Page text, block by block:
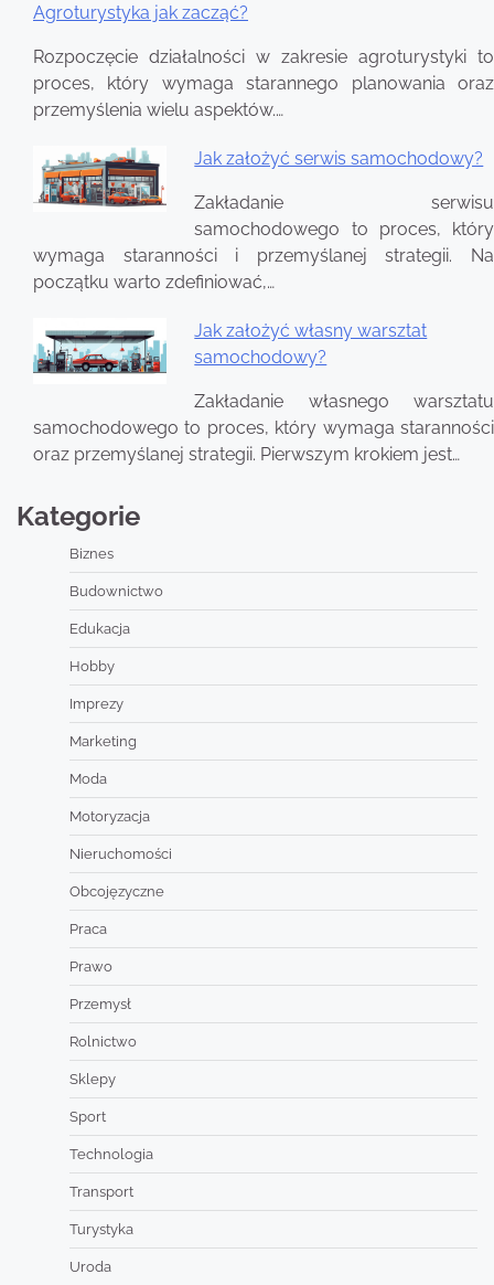
Agroturystyka jak zacząć?
Rozpoczęcie działalności w zakresie agroturystyki to
proces, który wymaga starannego planowania oraz
przemyślenia wielu aspektów.…
Jak założyć serwis samochodowy?
Zakładanie serwisu
samochodowego to proces, który
wymaga staranności i przemyślanej strategii. Na
początku warto zdefiniować,…
Jak założyć własny warsztat
samochodowy?
Zakładanie własnego warsztatu
samochodowego to proces, który wymaga staranności
oraz przemyślanej strategii. Pierwszym krokiem jest…
Kategorie
Biznes
Budownictwo
Edukacja
Hobby
Imprezy
Marketing
Moda
Motoryzacja
Nieruchomości
Obcojęzyczne
Praca
Prawo
Przemysł
Rolnictwo
Sklepy
Sport
Technologia
Transport
Turystyka
Uroda